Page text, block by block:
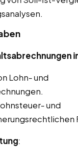
Lohn- und
und
: